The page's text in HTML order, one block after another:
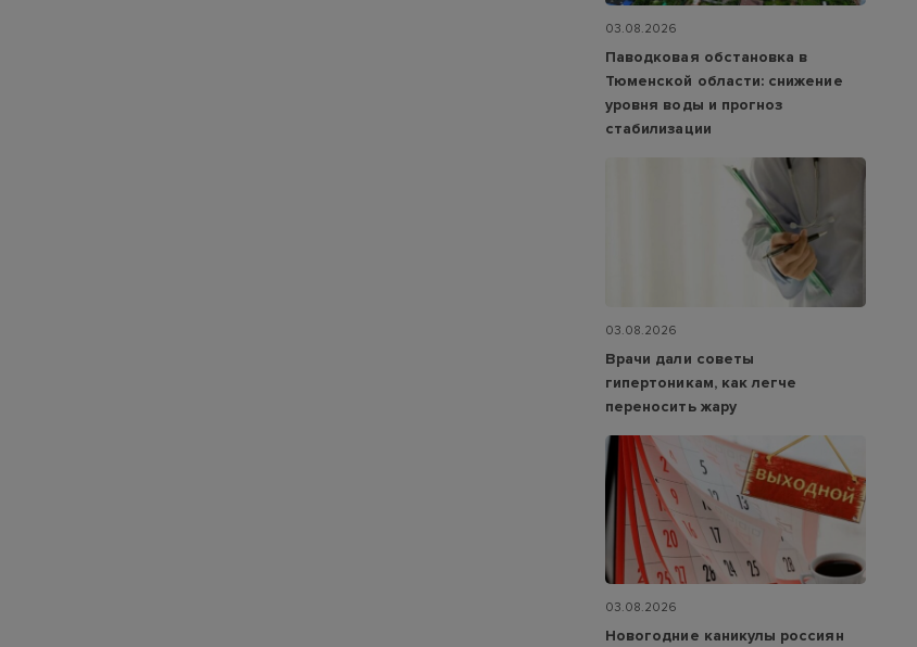
03.08.2026
Паводковая обстановка в
Тюменской области: снижение
уровня воды и прогноз
стабилизации
03.08.2026
Врачи дали советы
гипертоникам, как легче
переносить жару
03.08.2026
Новогодние каникулы россиян